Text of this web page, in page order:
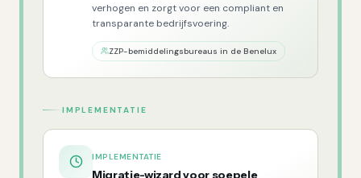
verhogen en zorgt voor een compliant en
transparante bedrijfsvoering.
ZZP-bemiddelingsbureaus in de Benelux
IMPLEMENTATIE
IMPLEMENTATIE
Migratie-wizard voor soepele